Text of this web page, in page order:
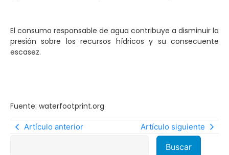
El consumo responsable de agua contribuye a disminuir la
presión sobre los recursos hídricos y su consecuente
escasez.
Fuente: waterfootprint.org
Artículo anterior Artículo siguiente